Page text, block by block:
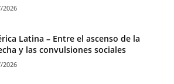
2026
Latina – Entre el ascenso de la
y las convulsiones sociales
2026